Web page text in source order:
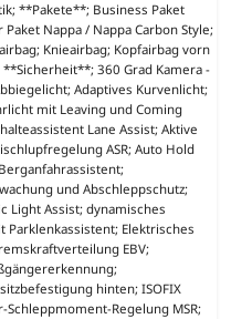
**Pakete**; Business Paket
Nappa / Nappa Carbon Style;
Knieairbag; Kopfairbag vorn
360 Grad Kamera -
Adaptives Kurvenlicht;
mit Leaving und Coming
Lane Assist; Aktive
ASR; Auto Hold
und Abschleppschutz;
Light Assist; dynamisches
Elektrisches
EBV;
hinten; ISOFIX
Regelung MSR;